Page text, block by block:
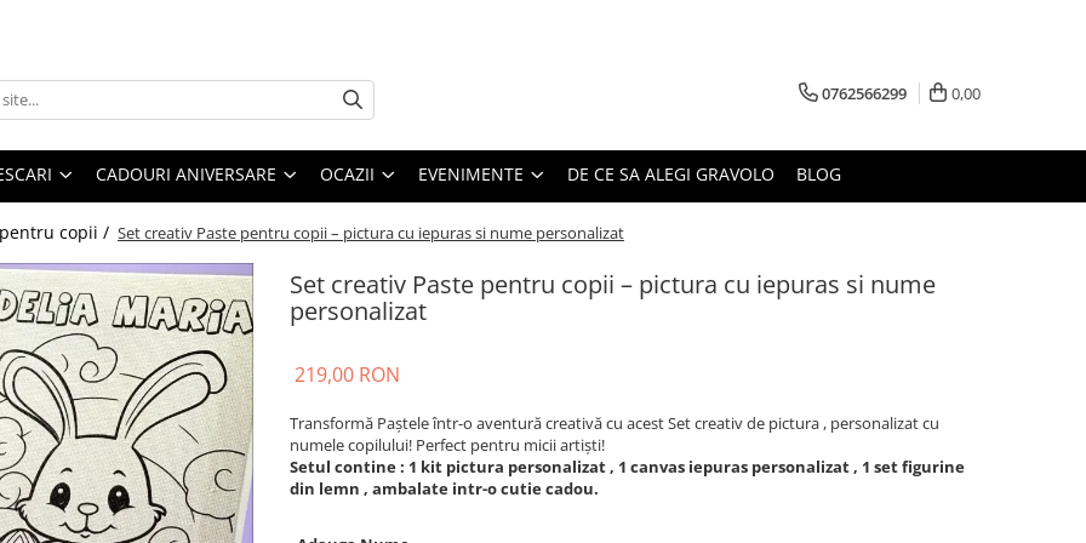
0762566299 0,00
CADOURI ANIVERSARE OCAZII EVENIMENTE DE CE SA ALEGI GRAVOLO BLOG
copii / Set creativ Paste pentru copii – pictura cu iepuras si nume personalizat
Set creativ Paste pentru copii – pictura cu iepuras si nume
personalizat
219,00 RON
Transformă Paștele într-o aventură creativă cu acest Set creativ de pictura , personalizat cu
numele copilului! Perfect pentru micii artiști!
Setul contine : 1 kit pictura personalizat , 1 canvas iepuras personalizat , 1 set figurine
din lemn , ambalate intr-o cutie cadou.